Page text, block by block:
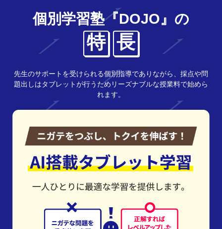
個別学習塾『DOJO』の
特 長
先生のサポートを受けられる個別指導でありながら、採点や問
題出しはタブレットが行うためリーズナブルな授業料で始めら
れます。